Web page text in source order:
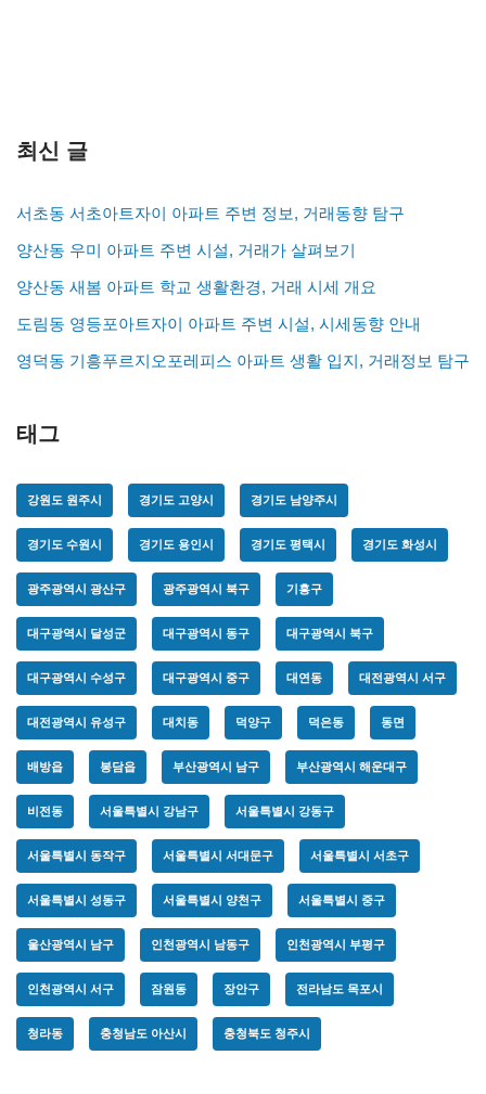
최신 글
서초동 서초아트자이 아파트 주변 정보, 거래동향 탐구
양산동 우미 아파트 주변 시설, 거래가 살펴보기
양산동 새봄 아파트 학교 생활환경, 거래 시세 개요
도림동 영등포아트자이 아파트 주변 시설, 시세동향 안내
영덕동 기흥푸르지오포레피스 아파트 생활 입지, 거래정보 탐구
태그
강원도 원주시 경기도 고양시 경기도 남양주시
경기도 수원시 경기도 용인시 경기도 평택시 경기도 화성시
광주광역시 광산구 광주광역시 북구 기흥구
대구광역시 달성군 대구광역시 동구 대구광역시 북구
대구광역시 수성구 대구광역시 중구 대연동 대전광역시 서구
대전광역시 유성구 대치동 덕양구 덕은동 동면
배방읍 봉담읍 부산광역시 남구 부산광역시 해운대구
비전동 서울특별시 강남구 서울특별시 강동구
서울특별시 동작구 서울특별시 서대문구 서울특별시 서초구
서울특별시 성동구 서울특별시 양천구 서울특별시 중구
울산광역시 남구 인천광역시 남동구 인천광역시 부평구
인천광역시 서구 잠원동 장안구 전라남도 목포시
청라동 충청남도 아산시 충청북도 청주시